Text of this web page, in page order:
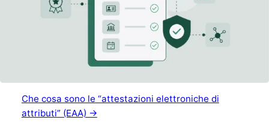
Che cosa sono le “attestazioni elettroniche di
attributi” (EAA) →